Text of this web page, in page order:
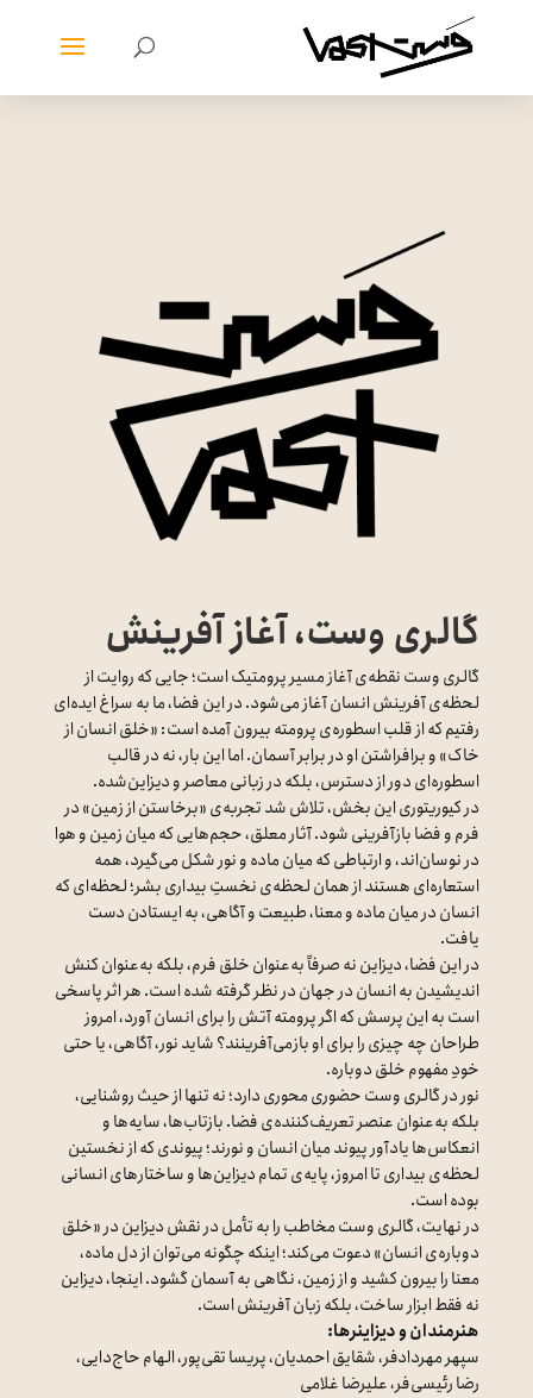
گالری وست، آغاز آفرینش
گالری وست نقطه‌ی آغاز مسیر پرومتیک است؛ جایی که روایت از
لحظه‌ی آفرینش انسان آغاز می‌شود. در این فضا، ما به سراغ ایده‌ای
رفتیم که از قلب اسطوره‌ی پرومته بیرون آمده است: «خلق انسان از
خاک» و برافراشتن او در برابر آسمان. اما این بار، نه در قالب
اسطوره‌ای دور از دسترس، بلکه در زبانی معاصر و دیزاین‌شده.
در کیوریتوری این بخش، تلاش شد تجربه‌ی «برخاستن از زمین» در
فرم و فضا بازآفرینی شود. آثار معلق، حجم‌هایی که میان زمین و هوا
در نوسان‌اند، و ارتباطی که میان ماده و نور شکل می‌گیرد، همه
استعاره‌ای هستند از همان لحظه‌ی نخستِ بیداری بشر؛ لحظه‌ای که
انسان در میان ماده و معنا، طبیعت و آگاهی، به ایستادن دست
یافت.
در این فضا، دیزاین نه صرفاً به‌عنوان خلق فرم، بلکه به‌عنوان کنش
اندیشیدن به انسان در جهان در نظر گرفته شده است. هر اثر پاسخی
است به این پرسش که اگر پرومته آتش را برای انسان آورد، امروز
طراحان چه چیزی را برای او بازمی‌آفرینند؟ شاید نور، آگاهی، یا حتی
خودِ مفهوم خلق دوباره.
نور در گالری وست حضوری محوری دارد؛ نه تنها از حیث روشنایی،
بلکه به‌عنوان عنصر تعریف‌کننده‌ی فضا. بازتاب‌ها، سایه‌ها و
انعکاس‌ها یادآور پیوند میان انسان و نورند؛ پیوندی که از نخستین
لحظه‌ی بیداری تا امروز، پایه‌ی تمام دیزاین‌ها و ساختارهای انسانی
بوده است.
در نهایت، گالری وست مخاطب را به تأمل در نقش دیزاین در «خلق
دوباره‌ی انسان» دعوت می‌کند؛ اینکه چگونه می‌توان از دل ماده،
معنا را بیرون کشید و از زمین، نگاهی به آسمان گشود. اینجا، دیزاین
نه فقط ابزار ساخت، بلکه زبان آفرینش است.
هنرمندان و دیزاینرها:
سپهر مهردادفر، شقایق احمدیان، پریسا تقی‌پور، الهام حاج‌دایی،
رضا رئیسی‌فر، علیرضا غلامی